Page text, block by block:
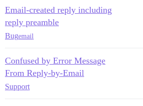
Email-created reply including
reply preamble
Bugemail
Confused by Error Message
From Reply-by-Email
Support